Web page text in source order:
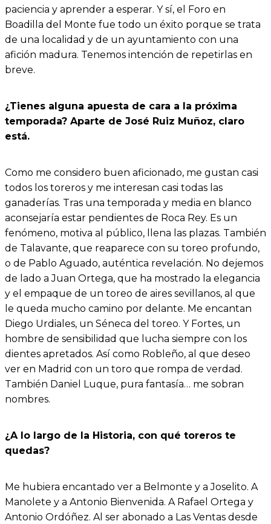
paciencia y aprender a esperar. Y sí, el Foro en
Boadilla del Monte fue todo un éxito porque se trata
de una localidad y de un ayuntamiento con una
afición madura. Tenemos intención de repetirlas en
breve.
¿Tienes alguna apuesta de cara a la próxima
temporada? Aparte de José Ruiz Muñoz, claro
está.
Como me considero buen aficionado, me gustan casi
todos los toreros y me interesan casi todas las
ganaderías. Tras una temporada y media en blanco
aconsejaría estar pendientes de Roca Rey. Es un
fenómeno, motiva al público, llena las plazas. También
de Talavante, que reaparece con su toreo profundo,
o de Pablo Aguado, auténtica revelación. No dejemos
de lado a Juan Ortega, que ha mostrado la elegancia
y el empaque de un toreo de aires sevillanos, al que
le queda mucho camino por delante. Me encantan
Diego Urdiales, un Séneca del toreo. Y Fortes, un
hombre de sensibilidad que lucha siempre con los
dientes apretados. Así como Robleño, al que deseo
ver en Madrid con un toro que rompa de verdad.
También Daniel Luque, pura fantasía… me sobran
nombres.
¿A lo largo de la Historia, con qué toreros te
quedas?
Me hubiera encantado ver a Belmonte y a Joselito. A
Manolete y a Antonio Bienvenida. A Rafael Ortega y
Antonio Ordóñez. Al ser abonado a Las Ventas desde